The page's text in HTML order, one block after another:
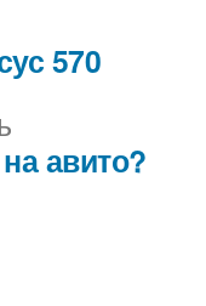
запись:
авито?
570